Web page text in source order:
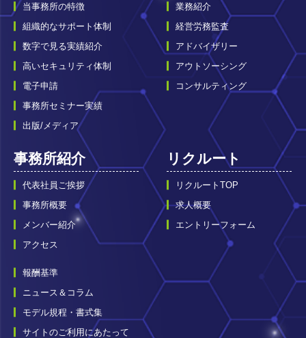
当事務所の特徴
組織的なサポート体制
数字で見る実績紹介
高いセキュリティ体制
電子申請
事務所セミナー実績
出版/メディア
業務紹介
経営労務監査
アドバイザリー
アウトソーシング
コンサルティング
事務所紹介
代表社員ご挨拶
事務所概要
メンバー紹介
アクセス
リクルート
リクルートTOP
求人概要
エントリーフォーム
報酬基準
ニュース＆コラム
モデル規程・書式集
サイトのご利用にあたって